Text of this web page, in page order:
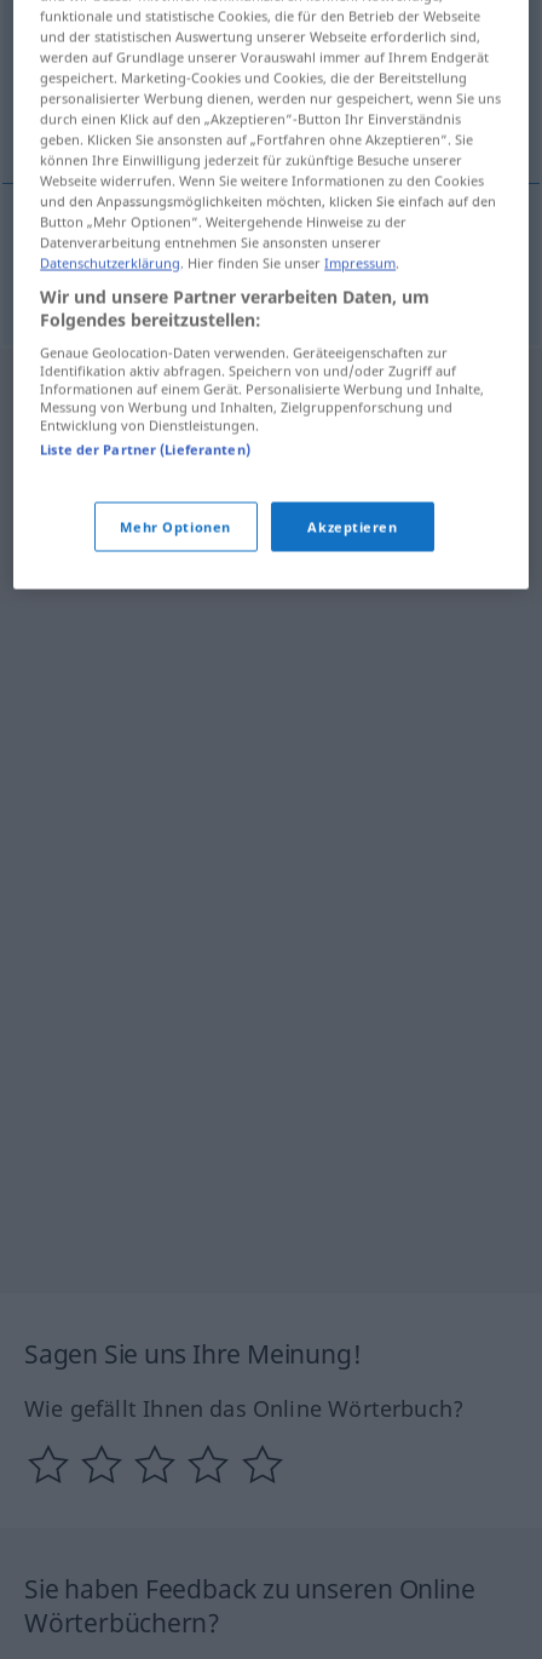
Übersicht aller Übersetzungen
(Für mehr Details die Übersetzung anklicken/antippen)
Anteil
Anteilm udio
Sagen Sie uns Ihre Meinung!
Wie gefällt Ihnen das Online Wörterbuch?
Sie haben Feedback zu unseren Online
Wörterbüchern?
funktionale und statistische Cookies, die für den Betrieb der Webseite
und der statistischen Auswertung unserer Webseite erforderlich sind,
werden auf Grundlage unserer Vorauswahl immer auf Ihrem Endgerät
gespeichert. Marketing-Cookies und Cookies, die der Bereitstellung
personalisierter Werbung dienen, werden nur gespeichert, wenn Sie uns
durch einen Klick auf den „Akzeptieren“-Button Ihr Einverständnis
geben. Klicken Sie ansonsten auf „Fortfahren ohne Akzeptieren“. Sie
können Ihre Einwilligung jederzeit für zukünftige Besuche unserer
Webseite widerrufen. Wenn Sie weitere Informationen zu den Cookies
und den Anpassungsmöglichkeiten möchten, klicken Sie einfach auf den
Button „Mehr Optionen“. Weitergehende Hinweise zu der
Datenverarbeitung entnehmen Sie ansonsten unserer
Datenschutzerklärung . Hier finden Sie unserImpressum
Wir und unsere Partner verarbeiten Daten, um
Folgendes bereitzustellen:
Genaue Geolocation-Daten verwenden. Geräteeigenschaften zur
Identifikation aktiv abfragen. Speichern von und/oder Zugriff auf
Informationen auf einem Gerät. Personalisierte Werbung und Inhalte,
Messung von Werbung und Inhalten, Zielgruppenforschung und
Entwicklung von Dienstleistungen.
Liste der Partner (Lieferanten)
Mehr Optionen Akzeptieren